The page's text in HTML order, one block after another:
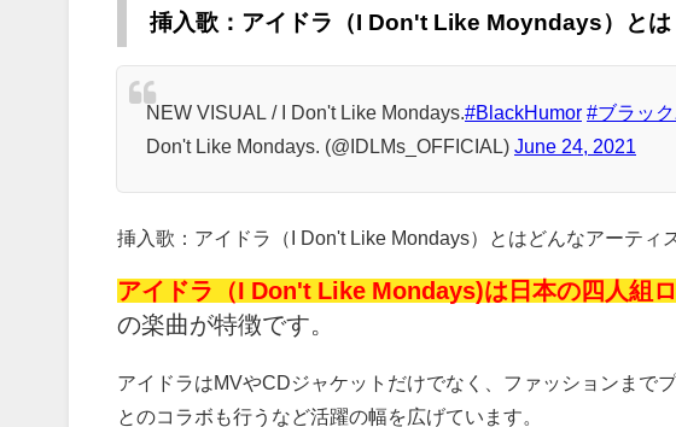
挿入歌：アイドラ（I Don't Like Moyndays）とは
NEW VISUAL / I Don't Like Mondays. #BlackHumor #ブラッ
Don't Like Mondays. (@IDLMs_OFFICIAL) June 24, 2021
挿入歌：アイドラ（I Don't Like Mondays）とはどんなアーティ
アイドラ（I Don't Like Mondays)は日本の四人組
の楽曲が特徴です。
アイドラはMVやCDジャケットだけでなく、ファッションまで
とのコラボも行うなど活躍の幅を広げています。